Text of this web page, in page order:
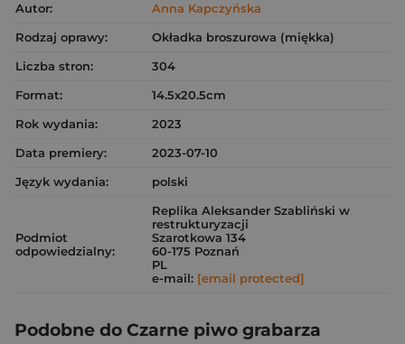
Autor:
Anna Kapczyńska
Rodzaj oprawy:
Okładka broszurowa (miękka)
Liczba stron:
304
Format:
14.5x20.5cm
Rok wydania:
2023
Data premiery:
2023-07-10
Język wydania:
polski
Podmiot
odpowiedzialny:
Replika Aleksander Szabliński w
restrukturyzacji
Szarotkowa 134
60-175 Poznań
PL
e-mail: [email protected]
Podobne do Czarne piwo grabarza